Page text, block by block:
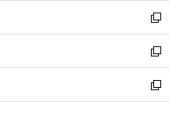
く
で
開
く
ド
ウ
で
開
く
ィ
ン
ド
ウ
で
開
し
い
ウ
ィ
ン
ド
ウ
新
し
い
ウ
ィ
ン
新
し
い
ウ
新
し